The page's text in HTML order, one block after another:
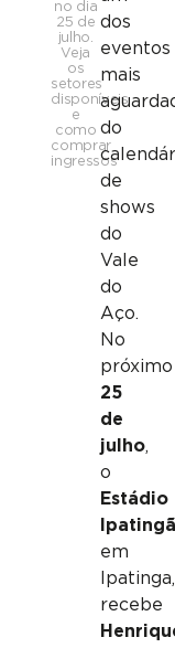
no dia
25 de
julho.
Veja
os
setores
disponíveis
e
como
comprar
ingressos
dos
eventos
mais
do
de
shows
do
Vale
do
Aço.
No
próximo
25
de
julho,
o
Estádio
em
Ipatinga,
recebe